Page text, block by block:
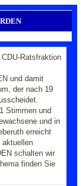
Ratsfraktion
und damit
der nach 19
Stimmen und
und in
erreicht
aktuellen
schalten wir
finden Sie